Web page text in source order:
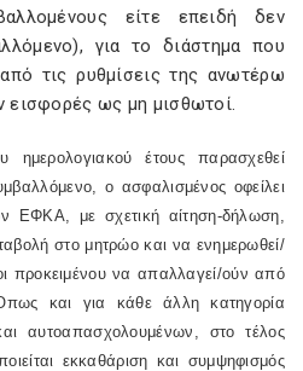
είτε επειδή δεν
για το διάστημα που
τις ρυθμίσεις της ανωτέρω
εισφορές ως μη μισθωτοί.
ημερολογιακού έτους παρασχεθεί
ο ασφαλισμένος οφείλει
ΕΦΚΑ, με σχετική αίτηση-δήλωση,
στο μητρώο και να ενημερωθεί/
προκειμένου να απαλλαγεί/ούν από
και για κάθε άλλη κατηγορία
αυτοαπασχολουμένων, στο τέλος
εκκαθάριση και συμψηφισμός